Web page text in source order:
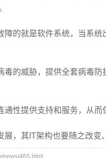
的就是软件系统，当系统
的威胁，提供全套病毒防
性提供支持和服务，从而
，其IT架构也要随之改变
news/465.html